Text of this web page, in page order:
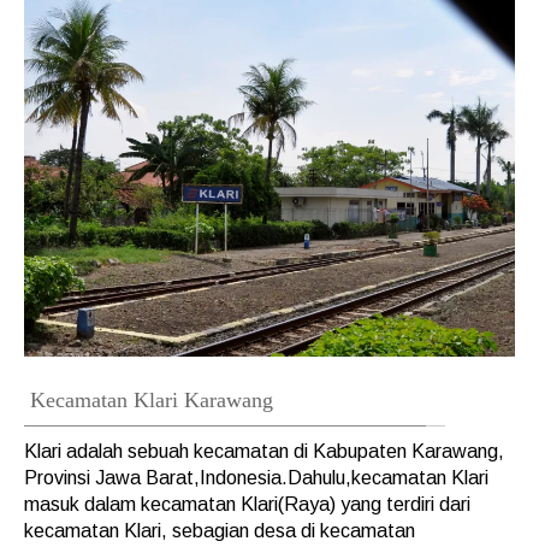
Kecamatan Klari Karawang
Klari adalah sebuah kecamatan di Kabupaten Karawang,
Provinsi Jawa Barat,Indonesia.Dahulu,kecamatan Klari
masuk dalam kecamatan Klari(Raya) yang terdiri dari
kecamatan Klari, sebagian desa di kecamatan